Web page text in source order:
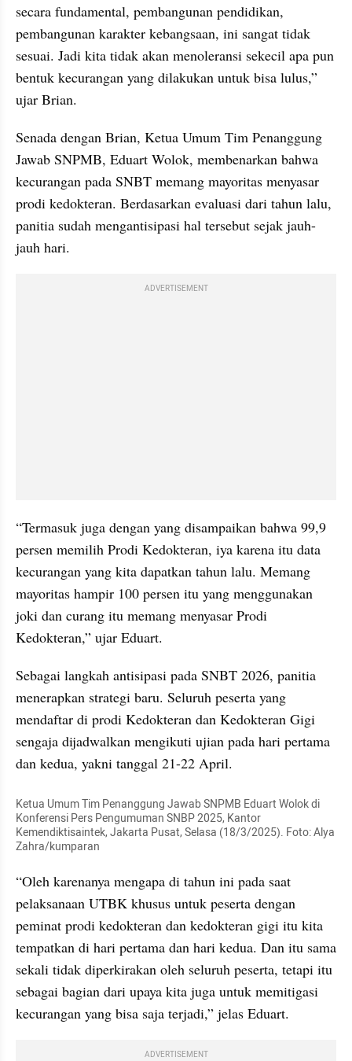
secara fundamental, pembangunan pendidikan,
pembangunan karakter kebangsaan, ini sangat tidak
sesuai. Jadi kita tidak akan menoleransi sekecil apa pun
bentuk kecurangan yang dilakukan untuk bisa lulus,”
ujar Brian.
Senada dengan Brian, Ketua Umum Tim Penanggung
Jawab SNPMB, Eduart Wolok, membenarkan bahwa
kecurangan pada SNBT memang mayoritas menyasar
prodi kedokteran. Berdasarkan evaluasi dari tahun lalu,
panitia sudah mengantisipasi hal tersebut sejak jauh-
jauh hari.
ADVERTISEMENT
“Termasuk juga dengan yang disampaikan bahwa 99,9
persen memilih Prodi Kedokteran, iya karena itu data
kecurangan yang kita dapatkan tahun lalu. Memang
mayoritas hampir 100 persen itu yang menggunakan
joki dan curang itu memang menyasar Prodi
Kedokteran,” ujar Eduart.
Sebagai langkah antisipasi pada SNBT 2026, panitia
menerapkan strategi baru. Seluruh peserta yang
mendaftar di prodi Kedokteran dan Kedokteran Gigi
sengaja dijadwalkan mengikuti ujian pada hari pertama
dan kedua, yakni tanggal 21-22 April.
Ketua Umum Tim Penanggung Jawab SNPMB Eduart Wolok di
Konferensi Pers Pengumuman SNBP 2025, Kantor
Kemendiktisaintek, Jakarta Pusat, Selasa (18/3/2025). Foto: Alya
Zahra/kumparan
“Oleh karenanya mengapa di tahun ini pada saat
pelaksanaan UTBK khusus untuk peserta dengan
peminat prodi kedokteran dan kedokteran gigi itu kita
tempatkan di hari pertama dan hari kedua. Dan itu sama
sekali tidak diperkirakan oleh seluruh peserta, tetapi itu
sebagai bagian dari upaya kita juga untuk memitigasi
kecurangan yang bisa saja terjadi,” jelas Eduart.
ADVERTISEMENT